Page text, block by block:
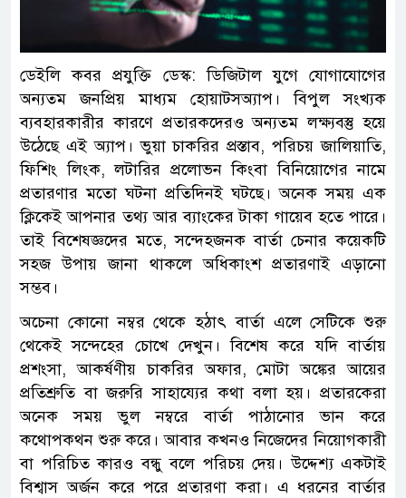
ডেইলি কবর প্রযুক্তি ডেস্ক: ডিজিটাল যুগে যোগাযোগের
অন্যতম জনপ্রিয় মাধ্যম হোয়াটসঅ্যাপ। বিপুল সংখ্যক
ব্যবহারকারীর কারণে প্রতারকদেরও অন্যতম লক্ষ্যবস্তু হয়ে
উঠেছে এই অ্যাপ। ভুয়া চাকরির প্রস্তাব, পরিচয় জালিয়াতি,
ফিশিং লিংক, লটারির প্রলোভন কিংবা বিনিয়োগের নামে
প্রতারণার মতো ঘটনা প্রতিদিনই ঘটছে। অনেক সময় এক
ক্লিকেই আপনার তথ্য আর ব্যাংকের টাকা গায়েব হতে পারে।
তাই বিশেষজ্ঞদের মতে, সন্দেহজনক বার্তা চেনার কয়েকটি
সহজ উপায় জানা থাকলে অধিকাংশ প্রতারণাই এড়ানো
সম্ভব।
অচেনা কোনো নম্বর থেকে হঠাৎ বার্তা এলে সেটিকে শুরু
থেকেই সন্দেহের চোখে দেখুন। বিশেষ করে যদি বার্তায়
প্রশংসা, আকর্ষণীয় চাকরির অফার, মোটা অঙ্কের আয়ের
প্রতিশ্রুতি বা জরুরি সাহায্যের কথা বলা হয়। প্রতারকেরা
অনেক সময় ভুল নম্বরে বার্তা পাঠানোর ভান করে
কথোপকথন শুরু করে। আবার কখনও নিজেদের নিয়োগকারী
বা পরিচিত কারও বন্ধু বলে পরিচয় দেয়। উদ্দেশ্য একটাই
বিশ্বাস অর্জন করে পরে প্রতারণা করা। এ ধরনের বার্তার